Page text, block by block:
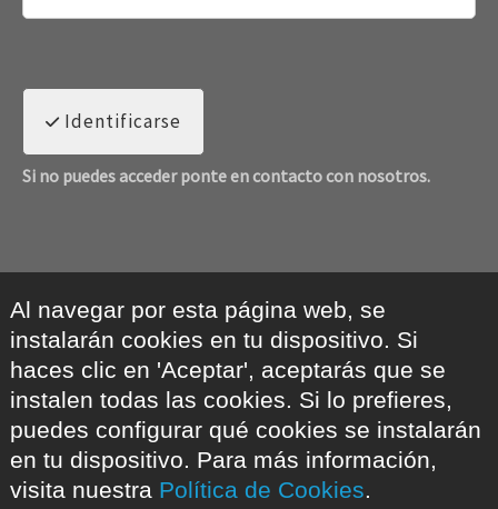
Identificarse
Si no puedes acceder ponte en contacto con nosotros.
Al navegar por esta página web, se
instalarán cookies en tu dispositivo. Si
haces clic en 'Aceptar', aceptarás que se
instalen todas las cookies. Si lo prefieres,
puedes configurar qué cookies se instalarán
en tu dispositivo. Para más información,
visita nuestra Política de Cookies.